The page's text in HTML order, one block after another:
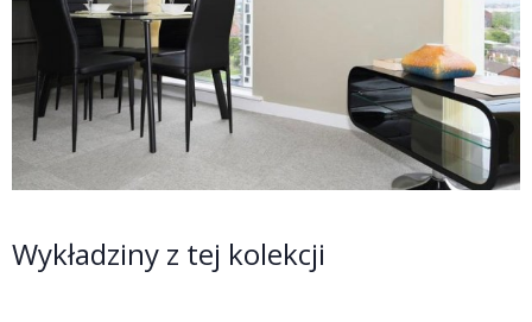
Wykładziny z tej kolekcji